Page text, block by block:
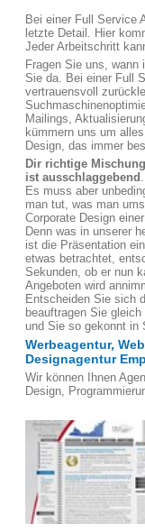
Bei einer Full Service
letzte Detail. Hier
Jeder Arbeitschritt
Fragen Sie uns, wann
Sie da. Bei einer Full
vertrauensvoll
Mailings,
kümmern uns um
Design, das immer
Dir richtige
ist ausschlaggebend .
Es muss aber
man tut, was man
Corporate Design
Denn was in unserer
ist die Präsentation
etwas betrachtet,
Sekunden, ob er nun
Angeboten wird
Entscheiden Sie sich
beauftragen Sie
und Sie so gekonnt in
Werbeagentur,
Designagentur
Wir können Ihnen
Design,